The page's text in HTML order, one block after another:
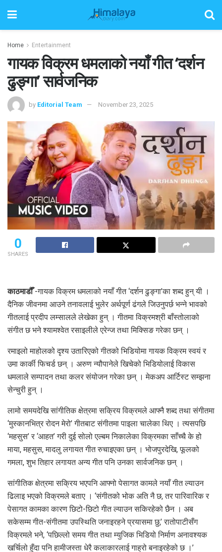
Home Entertainment
गायक विक्रम धमलाको नयाँ गीत ‘दर्शन
ढुङ्गा’ सार्वजनिक
by Editorial Team November 23, 2025
0
SHARES
काठमाडौँ-गायक विक्रम धमलाको नयाँ गीत ‘दर्शन ढुङ्गा’का शब्द हुन् यी ।
दैनिक जीवनमा आउने तनावलाई भुलेर अर्थपूर्ण ढंगले जिउनुपर्छ भन्ने भावको
गीतलाई प्रदीप लम्सालले लेखेका हुन् । गीतमा विक्रमश्री बाँस्तोलाको
संगीत छ भने श्यामश्वेत रसाइलीले एरेन्ज तथा मिक्सिङ गरेका छन् ।
रमाइलो माहोलको दृश्य उतारिएको गीतको भिडियोमा गायक विक्रम स्वयं र
उमा कार्की फिचर्ड छन् । अरुण न्यौपानेले खिचेको भिडियोलाई विकास
धमलाले सम्पादन तथा कलर संयोजन गरेका छन् । मेकअप आर्टिस्ट सम्झना
सेन्चुरी हुन् ।
लामो समयदेखि सांगीतिक क्षेत्रमा सक्रिय विक्रमले आफ्नै शब्द तथा संगीतमा
‘मुस्कानभित्र रोदन मेरो’ गीतबाट संगीतमा पाइला चालेका थिए । त्यसपछि
‘महसुस’ र ‘आहत’ गरी दुई सोलो एल्बम निकालेका विक्रमका साँच्चै के हो
माया, महसुस, मादलु लगायत गीत रुचाइएका छन् । भोजपुरदेखि, फूलको
गमला, शुभ तिहार लगायत अन्य गीत पनि उनका सार्वजनिक छन् ।
सांगीतिक क्षेत्रमा सक्रिय भएपनि आफ्नो पेसागत कामले नयाँ गीत ल्याउन
ढिलाइ भएको विक्रमले बताए । ‘संगीतको भोक अति नै छ, तर पारिवारिक र
पेसागत कामका कारण छिटो-छिटो गीत ल्याउन सकिरहेको छैन । अब
सकेसम्म गीत-संगीतमा उपस्थिति जनाइरहने प्रयासमा छु,’ रातोपाटीसँग
विक्रमले भने, ‘पछिल्लो समय गीत तथा म्युजिक भिडियो निर्माण अनावश्यक
खर्चिलो हुँदा पनि हामीजस्ता धेरै कलाकारलाई गाह्रो बनाइरहेको छ ।’